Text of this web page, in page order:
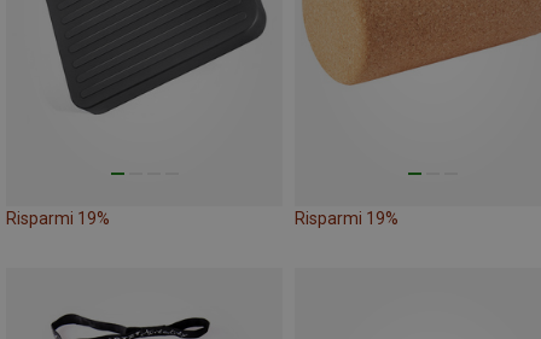
Risparmi 19% Risparmi 19%